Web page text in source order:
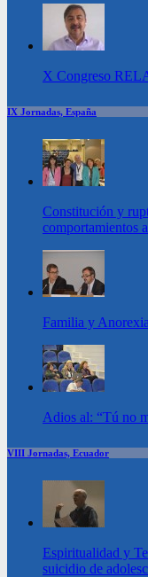
X Congreso
IX Jornadas, España
Constitución y
comportamientos
Familia y
Adios al: “Tú no
VIII Jornadas, Ecuador
Espiritualidad y
suicidio de